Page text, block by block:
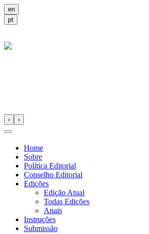
‹ ›
Home
Sobre
Política Editorial
Conselho Editorial
Edições
Edição Atual
Todas Edições
Anais
Instruções
Submissão